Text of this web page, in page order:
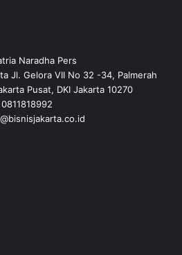
Naradha Pers
Jl. Gelora VII No 32 -34, Palmerah
Pusat, DKI Jakarta 10270
0811818992